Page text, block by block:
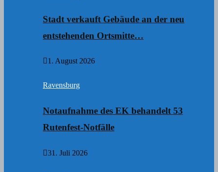
Stadt verkauft Gebäude an der neu
entstehenden Ortsmitte…
1. August 2026
Ravensburg
Notaufnahme des EK behandelt 53
Rutenfest-Notfälle
31. Juli 2026